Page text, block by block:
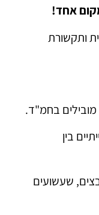
אחד!
ותקשורת
מובילים בחמ"ד.
בין
שעשועים